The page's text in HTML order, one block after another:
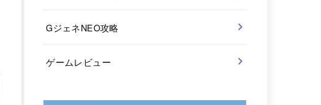
GジェネNEO攻略
ゲームレビュー